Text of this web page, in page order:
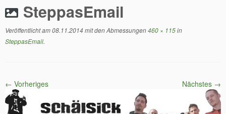
SteppasEmail
Veröffentlicht am08.11.2014mit den Abmessungen460 × 115in
SteppasEmail.
← Vorheriges Nächstes →